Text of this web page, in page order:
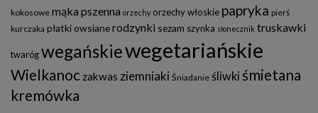
kokosowe mąka pszenna orzechy orzechy włoskie papryka pierś
kurczaka płatki owsianerodzynki sezam szynka słonecznik truskawki
twarógwegańskiewegetariańskie
Wielkanoc zakwas ziemniaki Śniadanie śliwki śmietana
kremówka